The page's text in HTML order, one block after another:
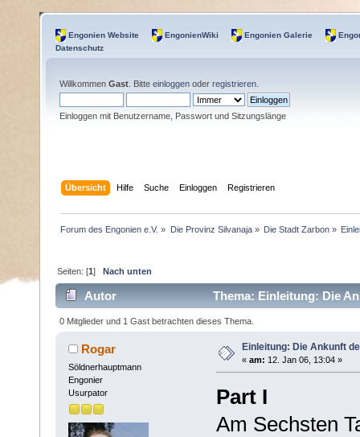
Engonien Website EngonienWiki Engonien Galerie
Datenschutz
Willkommen Gast . Bitte einloggen oder registrieren
Einloggen mit Benutzername, Passwort und Sitzungslänge
Übersicht Hilfe Suche Einloggen Registrieren
Forum des Engonien e.V. » Die Provinz Silvanaja» Die Stadt Zarbon»
Seiten: [1]Nach unten
Autor Thema: Einleitung: Die
0 Mitglieder und 1 Gast betrachten dieses Thema.
Rogar
Söldnerhauptmann
Engonier
Usurpator
Einleitung: Die Ankunft
« am: 12. Jan 06, 13:04 »
Part I
Am Sechsten